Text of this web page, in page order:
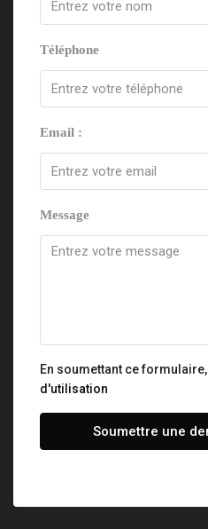
Téléphone
Email :
Message
En soumettant ce
d'utilisation
Soumettre une